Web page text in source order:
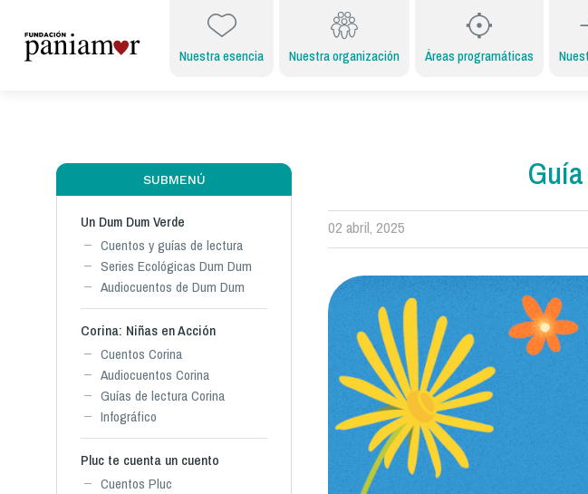
Nuestra esencia Nuestra organización Áreas programáticas
SUBMENÚ
Un Dum Dum Verde
Cuentos y guías de lectura
Series Ecológicas Dum Dum
Audiocuentos de Dum Dum
Corina: Niñas en Acción
Cuentos Corina
Audiocuentos Corina
Guías de lectura Corina
Infográfico
Pluc te cuenta un cuento
Cuentos Pluc
02 abril, 2025